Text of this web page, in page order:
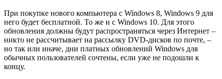
При покупке нового компьютера с Windows 8, Windows 9 для
него будет бесплатной. То же и с Windows 10. Для этого
обновления должны будут распространяться через Интернет –
никто не рассчитывает на рассылку DVD-дисков по почте, –
но так или иначе, дни платных обновлений Windows для
обычных пользователей сочтены, если уже не подошли к
концу.